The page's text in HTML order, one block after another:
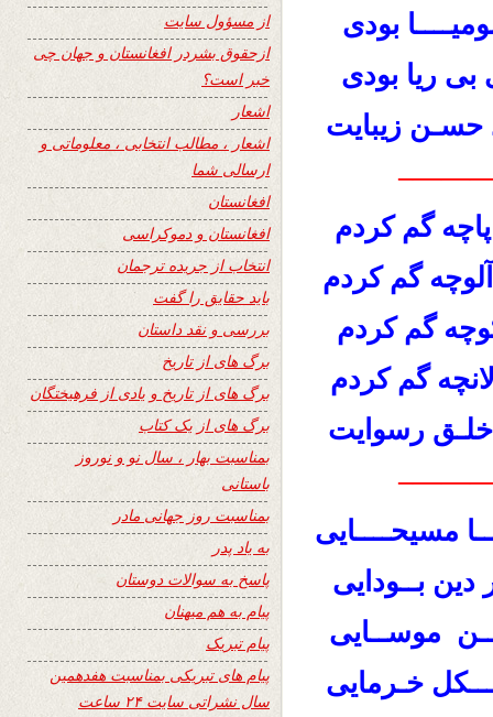
بودی
بی ریا بودی
حسـن زیبایت
گم کردم
آلوچه گم کردم
گم کردم
گم کردم
خلـق رسوایت
مسیحــــایی
بــودایی
موســایی
خـرمایی
از مسؤول سایت
ازحقوق بشردر افغانستان و جهان چی
خبر است؟
اشعار
اشعار ، مطالب انتخابی ، معلوماتی و
ارسالی شما
افغانستان
افغانستان و دموکراسی
انتخاب از جریده ترجمان
باید حقایق را گفت
بررسی و نقد داستان
برگ های از تاریخ
برگ های از تاریخ و یادی از فرهیختگان
برگ های از یک کتاب
بمناسبت بهار ، سال نو و نوروز
باستانی
بمناسبت روز جهانی مادر
به یاد پدر
پاسخ به سوالات دوستان
پیام به هم میهنان
پیام تبریک
پیام های تبریکی بمناسبت هفدهمین
سال نشراتی سایت ۲۴ ساعت